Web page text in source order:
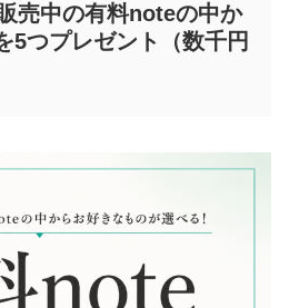
売中の有料noteの中か
5つプレゼント（数千円